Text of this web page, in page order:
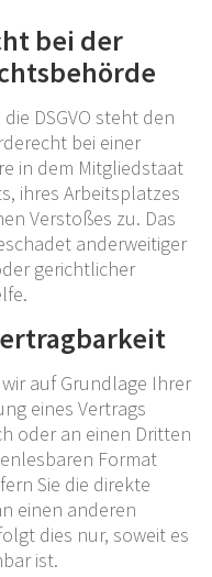
bei der
DSGVO steht den
bei einer
in dem Mitgliedstaat
ihres Arbeitsplatzes
Verstoßes zu. Das
anderweitiger
gerichtlicher
auf Grundlage Ihrer
eines Vertrags
oder an einen Dritten
Format
Sie die direkte
einen anderen
dies nur, soweit es
ist.